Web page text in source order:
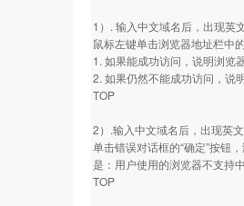
1）. 输入中文域名后，出现英
鼠标左键单击浏览器地址栏中
1. 如果能成功访问，说明浏览
2. 如果仍然不能成功访问，说
TOP
2）.输入中文域名后，出现英
单击错误对话框的“确定”按钮
是：用户使用的浏览器不支持
TOP